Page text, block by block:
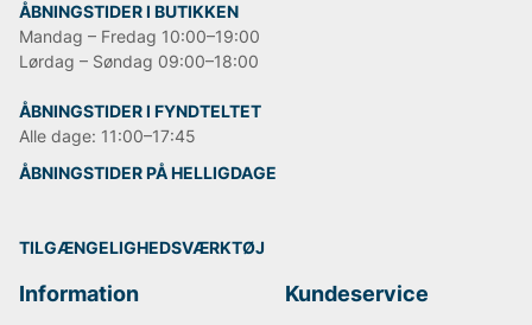
ÅBNINGSTIDER I BUTIKKEN
Mandag – Fredag 10:00–19:00
Lørdag – Søndag 09:00–18:00
ÅBNINGSTIDER I FYNDTELTET
Alle dage: 11:00–17:45
ÅBNINGSTIDER PÅ HELLIGDAGE
TILGÆNGELIGHEDSVÆRKTØJ
Information Kundeservice